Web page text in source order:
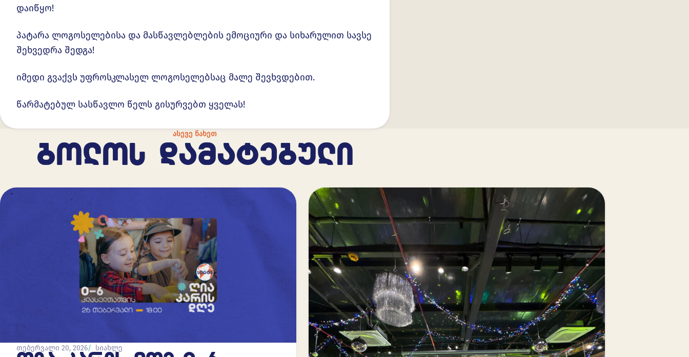
დაიწყო!
პატარა ლოგოსელებისა და მასწავლებლების ემოციური და სიხარულით სავსე
შეხვედრა შედგა!
იმედი გვაქვს უფროსკლასელ ლოგოსელებსაც მალე შევხვდებით.
წარმატებულ სასწავლო წელს გისურვებთ ყველას!
ᲐᲡᲔᲕᲔ ᲜᲐᲮᲔᲗ
ᲑᲝᲚᲝᲡ ᲓᲐᲛᲐᲢᲔᲑᲣᲚᲘ
თებერვალი 20, 2026 სიახლე